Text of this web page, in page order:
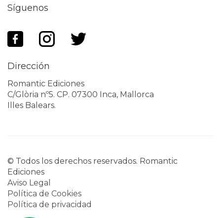
Síguenos
Dirección
Romantic Ediciones
C/Glòria nº5. CP. 07300 Inca, Mallorca
Illes Balears.
© Todos los derechos reservados. Romantic
Ediciones
Aviso Legal
Política de Cookies
Política de privacidad